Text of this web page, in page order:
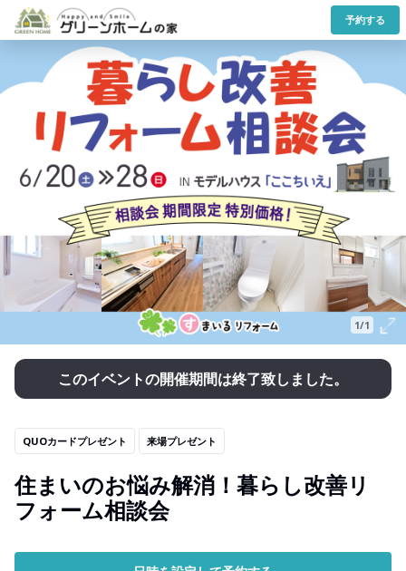
予約する
1/1
このイベントの開催期間は終了致しました。
QUOカードプレゼント 来場プレゼント
住まいのお悩み解消！暮らし改善リ
フォーム相談会